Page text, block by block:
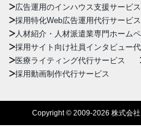
広告運用のインハウス支援サービス
採用特化Web広告運用代行サービス
人材紹介・人材派遣業専門ホーム
採用サイト向け社員インタビュー
医療ライティング代行サービス
採用動画制作代行サービス
Copyright © 2009-2026 株式会